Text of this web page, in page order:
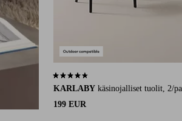
KARLABY käsinojalliset tuolit, 2/
199 EUR
4,6 perustuen 47 arvosanaan